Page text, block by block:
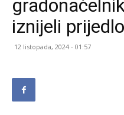
iznijeli
12 listopada, 2024 - 01:57